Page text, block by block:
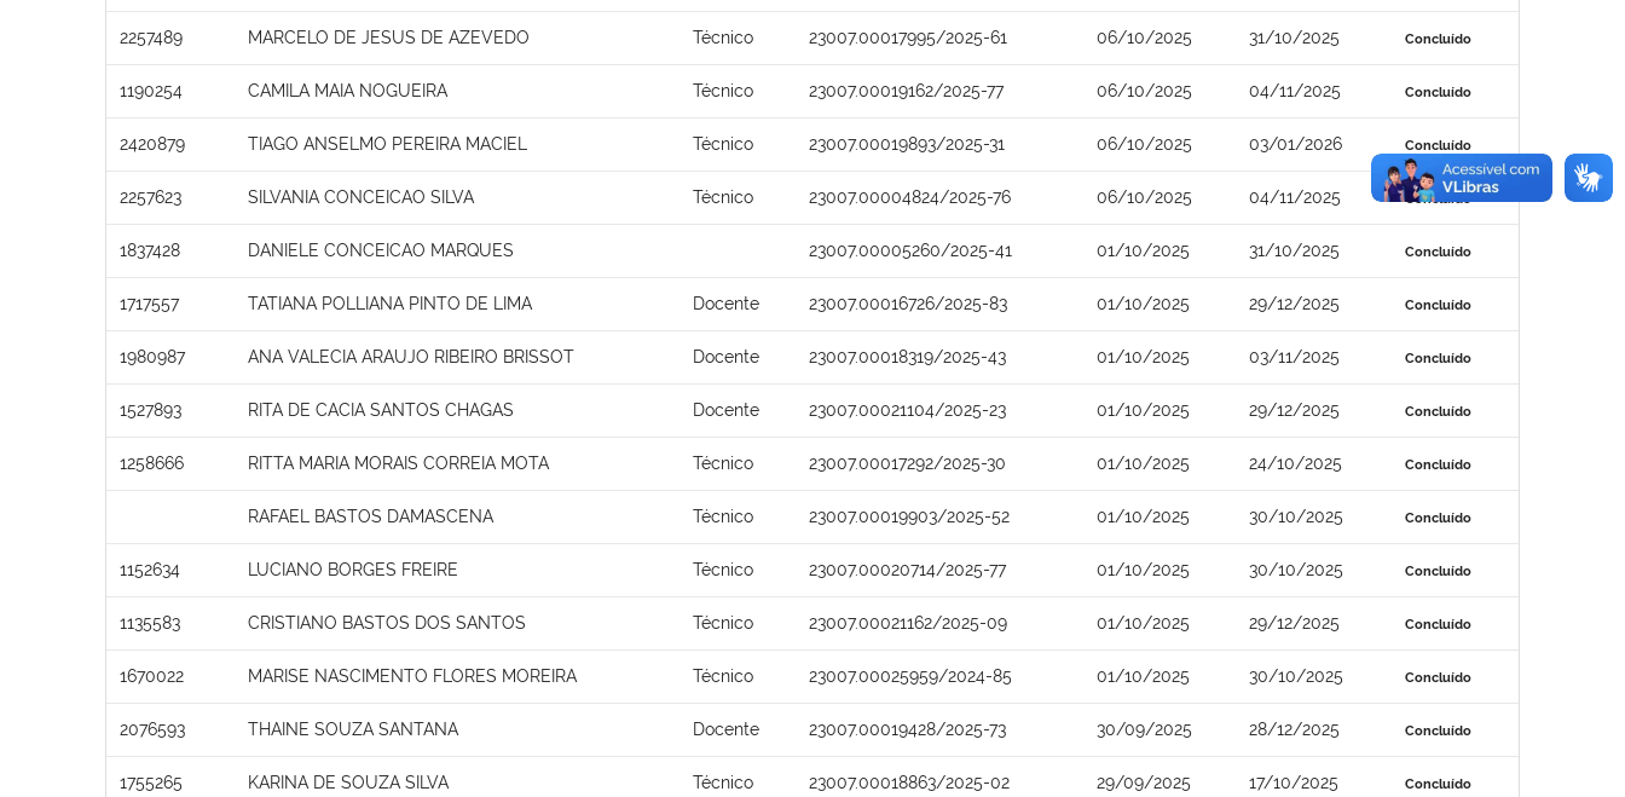
2257489 MARCELO DE JESUS DE AZEVEDO Técnico 23007.00017995/2025-61 06/10/2025 31/10/2025 Concluído
1190254 CAMILA MAIA NOGUEIRA Técnico 23007.00019162/2025-77 06/10/2025 04/11/2025 Concluído
2420879 TIAGO ANSELMO PEREIRA MACIEL Técnico 23007.00019893/2025-31 06/10/2025 03/01/2026 Concluído
2257623 SILVANIA CONCEICAO SILVA Técnico 23007.00004824/2025-76 06/10/2025 04/11/2025 Concluído
1837428 DANIELE CONCEICAO MARQUES 23007.00005260/2025-41 01/10/2025 31/10/2025 Concluído
1717557 TATIANA POLLIANA PINTO DE LIMA Docente 23007.00016726/2025-83 01/10/2025 29/12/2025 Concluído
1980987 ANA VALECIA ARAUJO RIBEIRO BRISSOT Docente 23007.00018319/2025-43 01/10/2025 03/11/2025 Concluído
1527893 RITA DE CACIA SANTOS CHAGAS Docente 23007.00021104/2025-23 01/10/2025 29/12/2025 Concluído
1258666 RITTA MARIA MORAIS CORREIA MOTA Técnico 23007.00017292/2025-30 01/10/2025 24/10/2025 Concluído
RAFAEL BASTOS DAMASCENA Técnico 23007.00019903/2025-52 01/10/2025 30/10/2025 Concluído
1152634 LUCIANO BORGES FREIRE Técnico 23007.00020714/2025-77 01/10/2025 30/10/2025 Concluído
1135583 CRISTIANO BASTOS DOS SANTOS Técnico 23007.00021162/2025-09 01/10/2025 29/12/2025 Concluído
1670022 MARISE NASCIMENTO FLORES MOREIRA Técnico 23007.00025959/2024-85 01/10/2025 30/10/2025 Concluído
2076593 THAINE SOUZA SANTANA Docente 23007.00019428/2025-73 30/09/2025 28/12/2025 Concluído
1755265 KARINA DE SOUZA SILVA Técnico 23007.00018863/2025-02 29/09/2025 17/10/2025 Concluído